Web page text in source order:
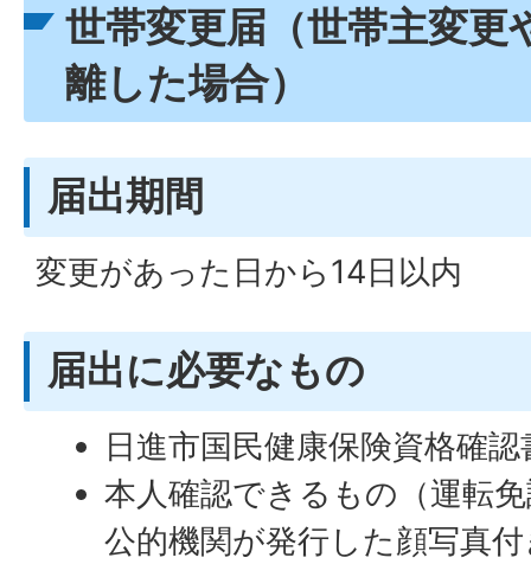
世帯変更届（世帯主変更
離した場合）
届出期間
変更があった日から14日以内
届出に必要なもの
日進市国民健康保険資格確
本人確認できるもの（運転
公的機関が発行した顔写真